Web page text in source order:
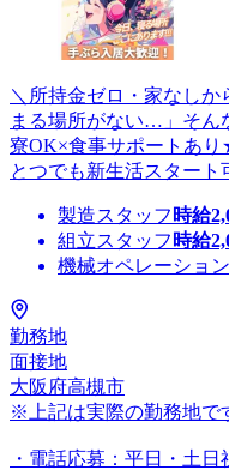
＼所持金ゼロ・家なし
まる場所がない…」そん
寮OK×食事サポートあ
とつでも新生活スター
製造スタッフ 時給
組立スタッフ 時給
機械オペレーション
勤務地
面接地
大阪府高槻市
※上記は実際の勤務地で
・電話応募：平日・土日